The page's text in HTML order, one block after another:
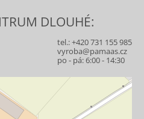
DLOUHÉ:
tel.:+420 731 155 985
vyroba@pamaas.cz
po - pá: 6:00 - 14:30